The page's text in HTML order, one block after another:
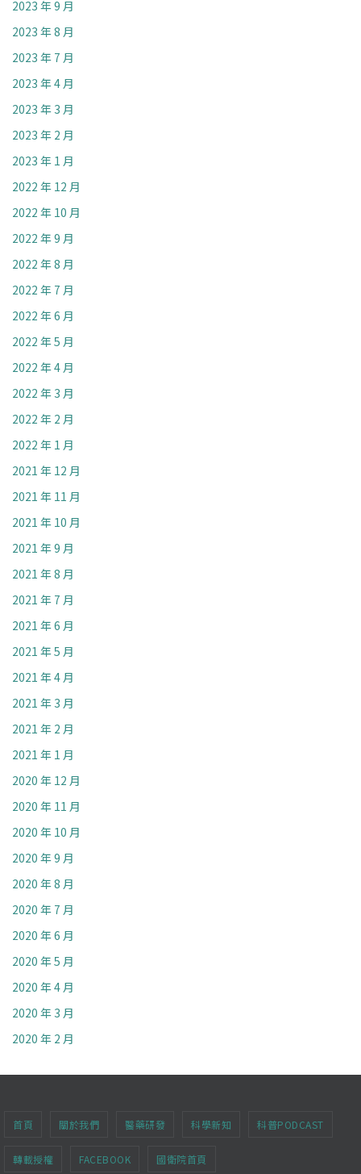
2023 年 9 月
2023 年 8 月
2023 年 7 月
2023 年 4 月
2023 年 3 月
2023 年 2 月
2023 年 1 月
2022 年 12 月
2022 年 10 月
2022 年 9 月
2022 年 8 月
2022 年 7 月
2022 年 6 月
2022 年 5 月
2022 年 4 月
2022 年 3 月
2022 年 2 月
2022 年 1 月
2021 年 12 月
2021 年 11 月
2021 年 10 月
2021 年 9 月
2021 年 8 月
2021 年 7 月
2021 年 6 月
2021 年 5 月
2021 年 4 月
2021 年 3 月
2021 年 2 月
2021 年 1 月
2020 年 12 月
2020 年 11 月
2020 年 10 月
2020 年 9 月
2020 年 8 月
2020 年 7 月
2020 年 6 月
2020 年 5 月
2020 年 4 月
2020 年 3 月
2020 年 2 月
首頁 關於我們 醫藥研發 科學新知 科普PODCAST
轉載授權 FACEBOOK 國衛院首頁